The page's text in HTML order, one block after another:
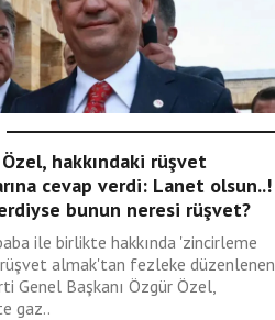
hakkındaki rüşvet
cevap verdi: Lanet olsun..!
bunun neresi rüşvet?
ile birlikte hakkında 'zincirleme
almak'tan fezleke düzenlenen
Genel Başkanı Özgür Özel,
gaz..